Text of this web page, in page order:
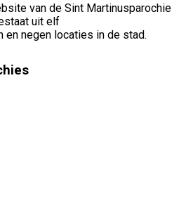
van de Sint Martinusparochie
uit elf
negen locaties in de stad.